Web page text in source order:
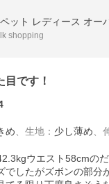
ット レディース オー
shopping
目です！
め 生地 ： 少し薄め
ウエスト58cmの
でしたがズボンの部分